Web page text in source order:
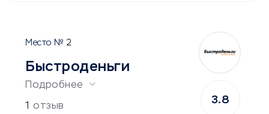
2
Быстроденьги
Подробнее
1 отзыв
3.8